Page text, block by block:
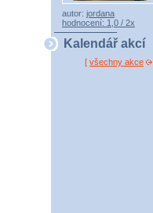
autor: jordana
hodnocení: 1,0 / 2x
Kalendář akcí
[ všechny akce